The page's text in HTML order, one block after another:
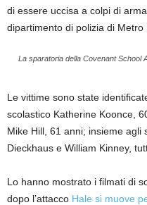
di essere uccisa a colpi di
dipartimento di polizia di Metro
La sparatoria della Covenant School
Le vittime sono state
scolastico Katherine Koonce,
Mike Hill, 61 anni; insieme agli
Dieckhaus e William Kinney,
Lo hanno mostrato i filmati di
dopo l’attacco Hale si muove